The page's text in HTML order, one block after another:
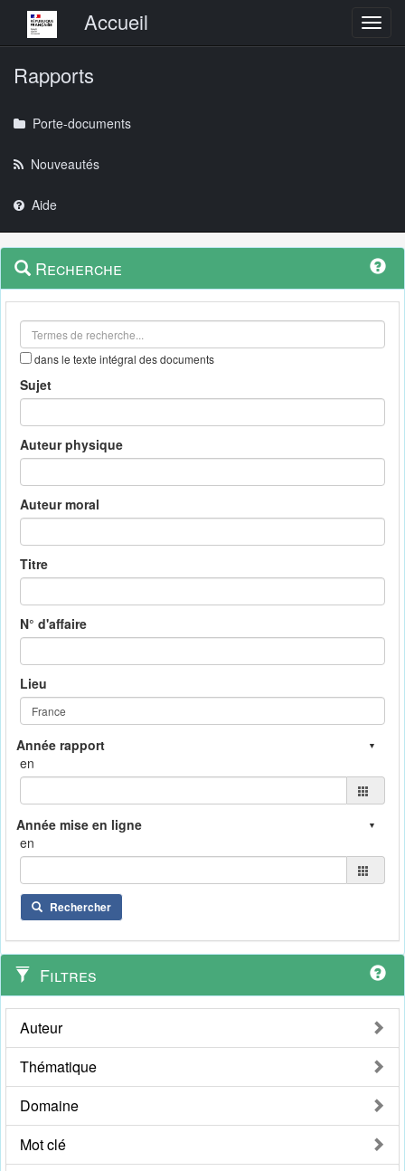
Menu principalAccueil
Rapports
Porte-documents
Nouveautés
Aide
Navigation
outils
Menu
contextuel
Recherche
dans le texte intégral des documents
Sujet
Auteur physique
Auteur moral
Titre
N° d'affaire
Lieu
en
en
Rechercher
Filtres
Auteur
Thématique
Domaine
Mot clé